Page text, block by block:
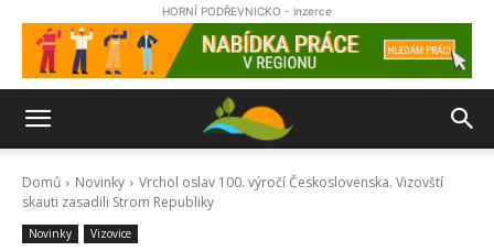
HORNÍ PODŘEVNICKO - inzerce
Domů Novinky
Vrchol oslav 100. výročí Československa. Vizovští
skauti zasadili Strom Republiky
Novinky Vizovice